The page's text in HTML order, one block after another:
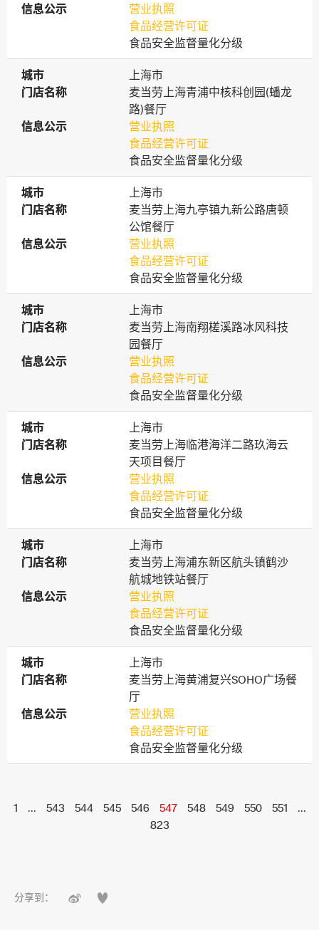
信息公示
信息公示
营业执照
食品经营许可证
食品安全监督量化分级
城市
城市
上海市
门店名称
门店名称
麦当劳上海青浦中核科创园(蟠龙
路)餐厅
信息公示
信息公示
营业执照
食品经营许可证
食品安全监督量化分级
城市
城市
上海市
门店名称
门店名称
麦当劳上海九亭镇九新公路唐顿
公馆餐厅
信息公示
信息公示
营业执照
食品经营许可证
食品安全监督量化分级
城市
城市
上海市
门店名称
门店名称
麦当劳上海南翔槎溪路冰风科技
园餐厅
信息公示
信息公示
营业执照
食品经营许可证
食品安全监督量化分级
城市
城市
上海市
门店名称
门店名称
麦当劳上海临港海洋二路玖海云
天项目餐厅
信息公示
信息公示
营业执照
食品经营许可证
食品安全监督量化分级
城市
城市
上海市
门店名称
门店名称
麦当劳上海浦东新区航头镇鹤沙
航城地铁站餐厅
信息公示
信息公示
营业执照
食品经营许可证
食品安全监督量化分级
城市
城市
上海市
门店名称
门店名称
麦当劳上海黄浦复兴SOHO广场餐
厅
信息公示
信息公示
营业执照
食品经营许可证
食品安全监督量化分级
1 ... 543 544 545 546 547 548 549 550 551
...
823
分享到：  